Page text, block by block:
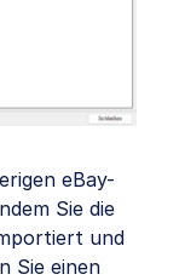
eBay-
Sie die
und
Sie einen